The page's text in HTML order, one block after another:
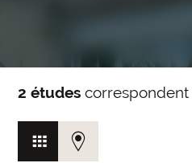
2 études